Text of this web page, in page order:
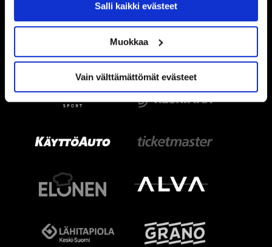
Salli kaikki evästeet
Muokkaa
Vain välttämättömät evästeet